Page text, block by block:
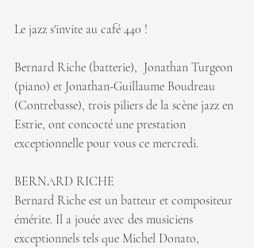
Le jazz s'invite au café 440 !
Bernard Riche (batterie),  Jonathan Turgeon
(piano) et Jonathan-Guillaume Boudreau
(Contrebasse), trois piliers de la scène jazz en
Estrie, ont concocté une prestation
exceptionnelle pour vous ce mercredi.
BERNARD RICHE
Bernard Riche est un batteur et compositeur
émérite. Il a jouée avec des musiciens
exceptionnels tels que Michel Donato,